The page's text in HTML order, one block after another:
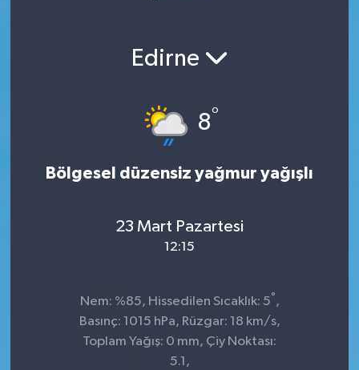
Edirne
8°
Bölgesel düzensiz yağmur yağışlı
23 Mart Pazartesi
12:15
Nem: %85, Hissedilen Sıcaklık: 5° ,
Basınç: 1015 hPa, Rüzgar: 18 km/s,
Toplam Yağış: 0 mm, Çiy Noktası:
5.1,
ÜLKE